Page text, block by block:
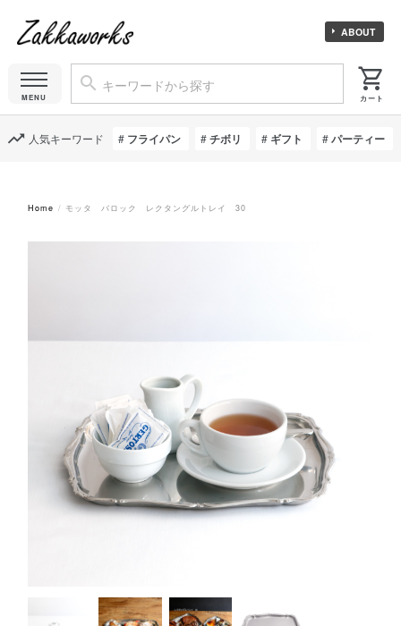
ABOUT
人気キーワード フライパン チボリ ギフト パーティー
Home モッタ バロック レクタングルトレイ 30